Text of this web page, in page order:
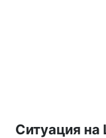
Ситуация